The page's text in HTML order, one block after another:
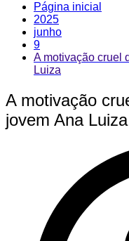
Página inicial
2025
junho
9
A motivação cruel
Luiza
A motivação
jovem Ana Luiza